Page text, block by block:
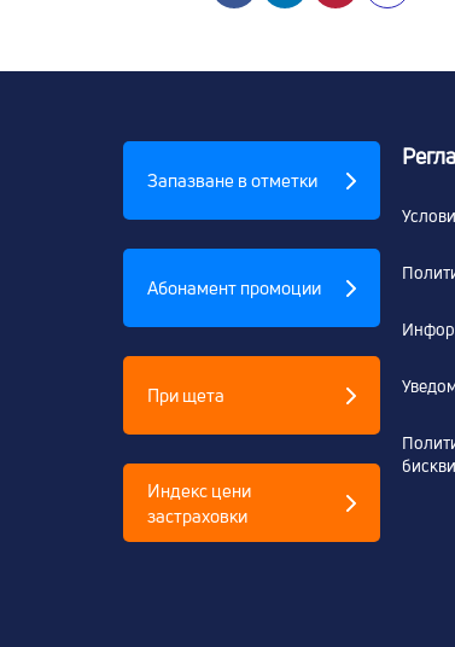
Запазване в отметки
Абонамент промоции
При щета
Индекс цени
застраховки